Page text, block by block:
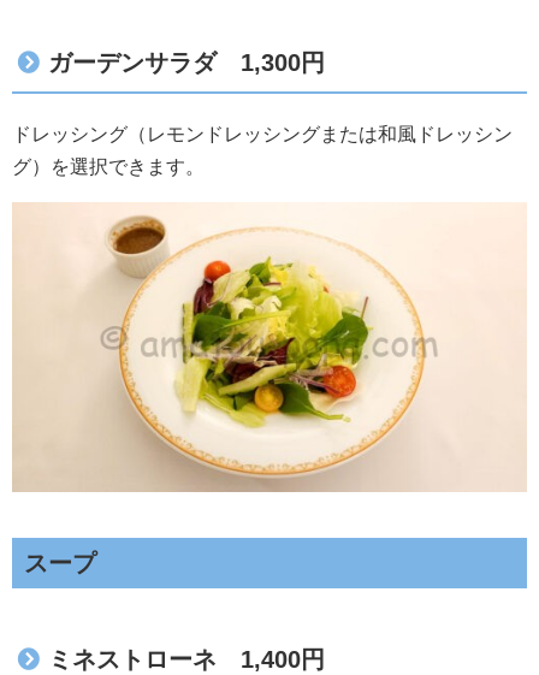
ガーデンサラダ 1,300円
ドレッシング（レモンドレッシングまたは和風ドレッシン
グ）を選択できます。
スープ
ミネストローネ 1,400円